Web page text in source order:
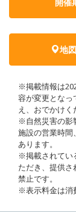
地
※掲載情報は
容が変更となっ
え、おでかけく
※自然災害の影
施設の営業時間
あります。
※掲載されてい
ただき、提供さ
禁止です。
※表示料金は消